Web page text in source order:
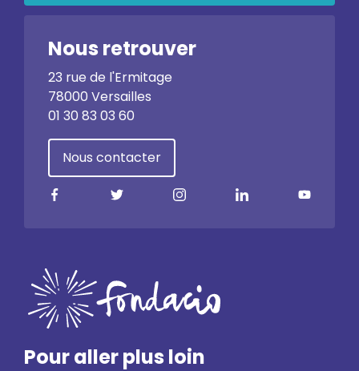
Nous retrouver
23 rue de l'Ermitage
78000 Versailles
01 30 83 03 60
Nous contacter
Pour aller plus loin